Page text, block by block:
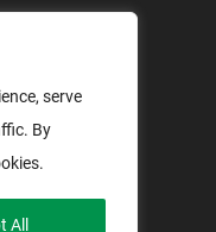
serve
By
All